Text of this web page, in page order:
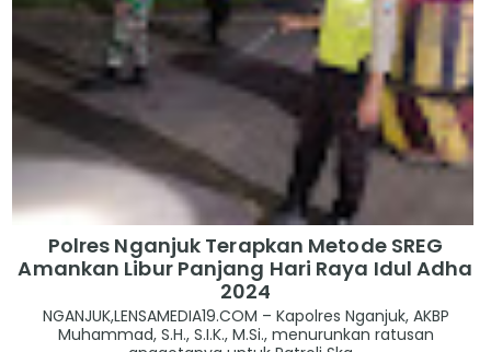
Polres Nganjuk Terapkan Metode SREG
Amankan Libur Panjang Hari Raya Idul Adha
2024
NGANJUK,LENSAMEDIA19.COM – Kapolres Nganjuk, AKBP
Muhammad, S.H., S.I.K., M.Si., menurunkan ratusan